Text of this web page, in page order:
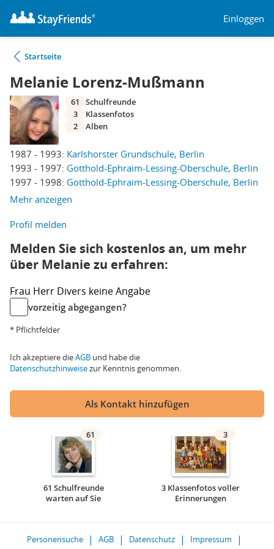
Einloggen
Startseite
Melanie Lorenz-Mußmann
1987 - 1993: Karlshorster Grundschule, Berlin
1993 - 1997: Gotthold-Ephraim-Lessing-Oberschule, Berlin
1997 - 1998: Gotthold-Ephraim-Lessing-Oberschule, Berlin
Mehr anzeigen
61
Schulfreunde
3
Klassenfotos
2
Alben
Profil melden
Melden Sie sich kostenlos an, um mehr
über Melanie zu erfahren:
Frau Herr Divers keine Angabe
vorzeitig abgegangen?
* Pflichtfelder
Ich akzeptiere dieAGB und habe die
Datenschutzhinweisezur Kenntnis genommen.
Als Kontakt hinzufügen
61
61 Schulfreunde
warten auf Sie
3
3 Klassenfotos voller
Erinnerungen
Personensuche AGB Datenschutz
Impressum